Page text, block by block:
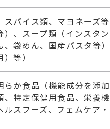
スパイス類、マヨネーズ
）、スープ類（インスタ
、袋めん、国産パスタ等
等）
らか食品（機能成分を添
、特定保健用食品、栄養
ルスフーズ、フェムケア